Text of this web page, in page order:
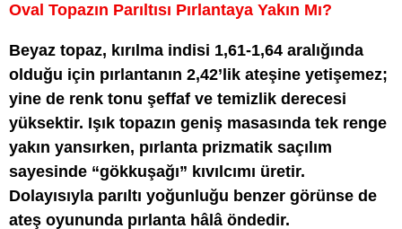
Oval Topazın Parıltısı Pırlantaya Yakın Mı?
Beyaz topaz, kırılma indisi 1,61-1,64 aralığında
olduğu için pırlantanın 2,42’lik ateşine yetişemez;
yine de renk tonu şeffaf ve temizlik derecesi
yüksektir. Işık topazın geniş masasında tek renge
yakın yansırken, pırlanta prizmatik saçılım
sayesinde “gökkuşağı” kıvılcımı üretir.
Dolayısıyla parıltı yoğunluğu benzer görünse de
ateş oyununda pırlanta hâlâ öndedir.